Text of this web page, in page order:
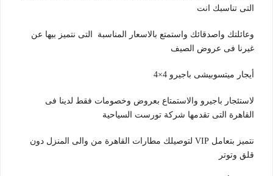
التى تناسبك انت
وعائلتك واصدقائك واستمتع بالاسعار المناسبة التى نتميز بيها عن
غيرنا فى عروض الصيف
أيجار ميتسوبيشى باجيرو 4×4
لاستئجار باجيرو والاستمتاع بعروض وخصومات فقط لدينا فى
القاهرة التى تقدمها شركة تورست السياحية
نتميز بتعامل VIP لتوصيلك مطارات القاهرة من والى المنزل دون
قلق وتوتر